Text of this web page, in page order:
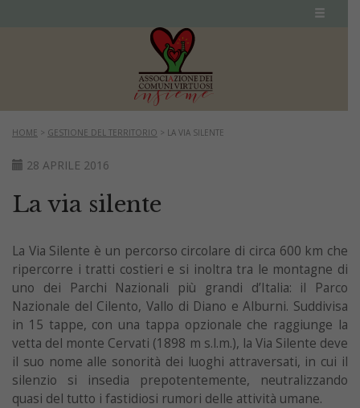
HOME > GESTIONE DEL TERRITORIO > LA VIA SILENTE
28 APRILE 2016
La via silente
La Via Silente è un percorso circolare di circa 600 km che
ripercorre i tratti costieri e si inoltra tra le montagne di
uno dei Parchi Nazionali più grandi d’Italia: il Parco
Nazionale del Cilento, Vallo di Diano e Alburni. Suddivisa
in 15 tappe, con una tappa opzionale che raggiunge la
vetta del monte Cervati (1898 m s.l.m.), la Via Silente deve
il suo nome alle sonorità dei luoghi attraversati, in cui il
silenzio si insedia prepotentemente, neutralizzando
quasi del tutto i fastidiosi rumori delle attività umane.